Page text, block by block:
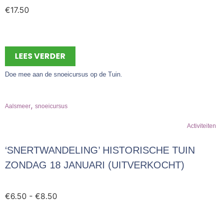
€17.50
LEES VERDER
Doe mee aan de snoeicursus op de Tuin.
Aalsmeer, snoeicursus
Activiteiten
‘SNERTWANDELING’ HISTORISCHE TUIN
ZONDAG 18 JANUARI (UITVERKOCHT)
€6.50 - €8.50